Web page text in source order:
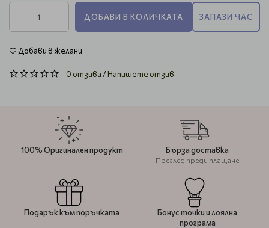
ДОБАВИ В КОЛИЧКАТА ЗАПАЗИ ЧАС
Добави в желани
0 отзива/Напишете отзив
100% Оригинален продукт Бърза доставка
Преглед преди плащане
Подарък към поръчката
Бонус точки и лоялна
програма